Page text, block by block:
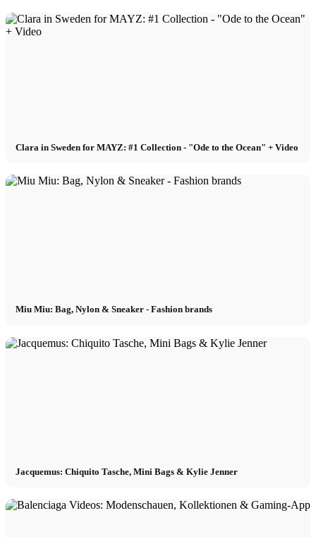
Clara in Sweden for MAYZ: #1 Collection - "Ode to the Ocean" + Video
Miu Miu: Bag, Nylon & Sneaker - Fashion brands
Jacquemus: Chiquito Tasche, Mini Bags & Kylie Jenner